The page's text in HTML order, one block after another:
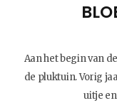
Aan het begin van
de pluktuin. Vorig
uitje